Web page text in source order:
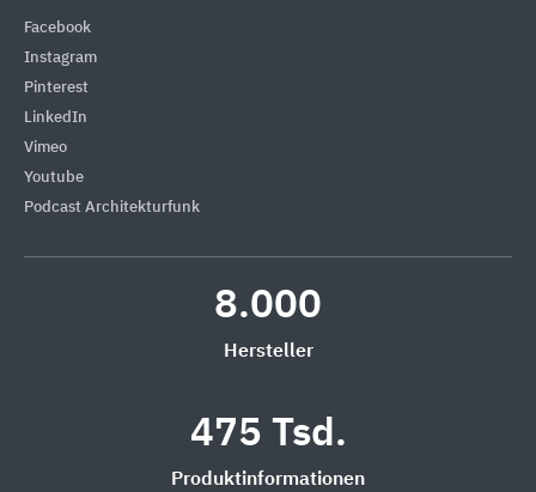
Facebook
Instagram
Pinterest
LinkedIn
Vimeo
Youtube
Podcast Architekturfunk
8.000
Hersteller
475 Tsd.
Produktinformationen